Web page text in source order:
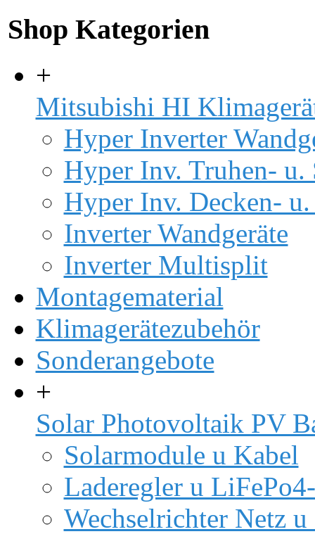
Shop Kategorien
+
Mitsubishi HI
Hyper Inverter
Hyper Inv. Truhen- u.
Hyper Inv. Decken-
Inverter Wandgeräte
Inverter Multisplit
Montagematerial
Klimagerätezubehör
Sonderangebote
+
Solar Photovoltaik PV
Solarmodule u Kabel
Laderegler u
Wechselrichter Netz u